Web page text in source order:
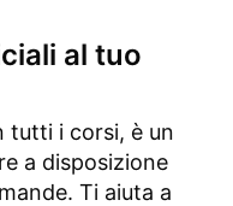
al tuo
tutti i corsi, è un
a disposizione
Ti aiuta a